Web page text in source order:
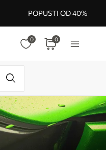
POPUSTI OD 40%
0 0